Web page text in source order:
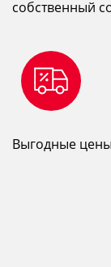
собственный
Выгодные